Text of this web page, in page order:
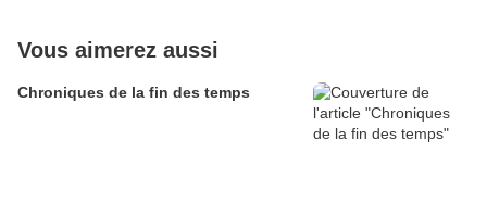
Vous aimerez aussi
Chroniques de la fin des temps